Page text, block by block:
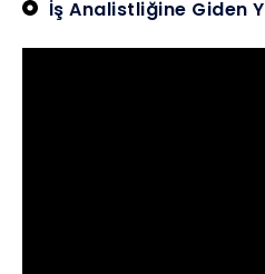
İş Analistliğine Giden